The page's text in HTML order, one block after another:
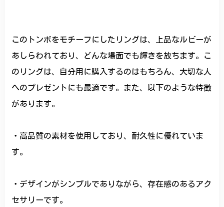
このトンボをモチーフにしたリングは、上品なルビーが
あしらわれており、どんな場面でも輝きを放ちます。こ
のリングは、自分用に購入するのはもちろん、大切な人
へのプレゼントにも最適です。また、以下のような特徴
があります。
・高品質の素材を使用しており、耐久性に優れていま
す。
・デザインがシンプルでありながら、存在感のあるアク
セサリーです。